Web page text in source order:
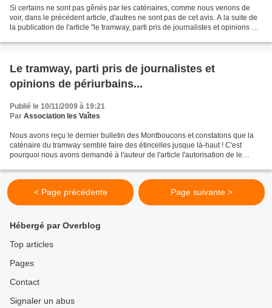
Si certains ne sont pas gênés par les caténaires, comme nous venons de
voir, dans le précédent article, d'autres ne sont pas de cet avis. A la suite de
la publication de l'article "le tramway, parti pris de journalistes et opinions de
Le tramway, parti pris de journalistes et
opinions de périurbains...
Publié le 10/11/2009 à 19:21
Par Association les Vaîtes
Nous avons reçu le dernier bulletin des Montboucons et constatons que la
caténaire du tramway semble faire des étincelles jusque là-haut ! C'est
pourquoi nous avons demandé à l'auteur de l'article l'autorisation de le
< Page précédente Page suivante >
Hébergé par Overblog
Top articles
Pages
Contact
Signaler un abus